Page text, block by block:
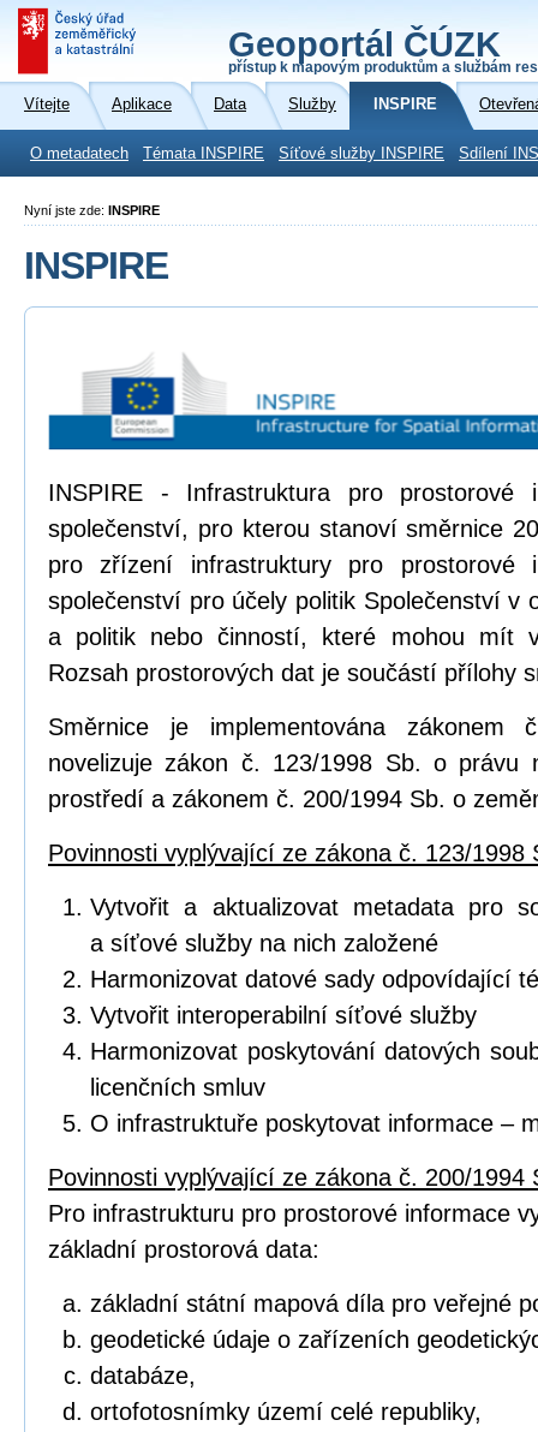
Geoportál ČÚZK
přístup k mapovým produktům a službám
Vítejte Aplikace Data Služby INSPIRE
O metadatech Témata INSPIRE Síťové služby INSPIRE Sdílení
Nyní jste zde: INSPIRE
INSPIRE
INSPIRE - Infrastruktura pro prostorové
společenství, pro kterou stanoví směrnice
pro zřízení infrastruktury pro prostorové
společenství pro účely politik Společenství v
a politik nebo činností, které mohou mít
Rozsah prostorových dat je součástí přílohy
Směrnice je implementována
novelizuje zákon č. 123/1998 Sb. o právu
prostředí a zákonem č. 200/1994 Sb. o
Povinnosti vyplývající ze zákona č. 123/1998
Vytvořit a aktualizovat metadata pro
a síťové služby na nich založené
Harmonizovat datové sady odpovídající
Vytvořit interoperabilní síťové služby
Harmonizovat poskytování datových
licenčních smluv
O infrastruktuře poskytovat informace –
Povinnosti vyplývající ze zákona č. 200/1994
Pro infrastrukturu pro prostorové informace
základní prostorová data:
základní státní mapová díla pro veřejné
geodetické údaje o zařízeních
databáze,
ortofotosnímky území celé republiky,